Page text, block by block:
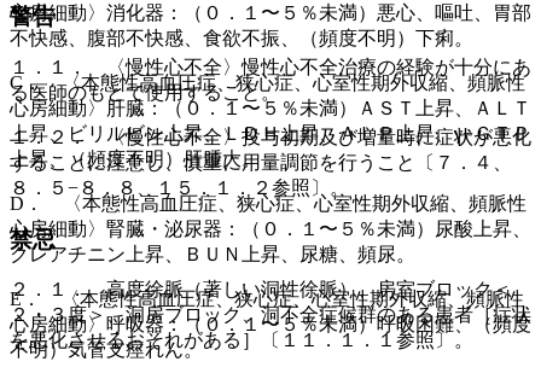
警告
１．１． 〈慢性心不全〉慢性心不全治療の経験が十分にあ
る医師のもとで使用すること。
１．２． 〈慢性心不全〉投与初期及び増量時に症状が悪化
することに注意し、慎重に用量調節を行うこと〔７．４、
８．５−８．８、１５．１．２参照〕。
禁忌
２．１． 高度徐脈（著しい洞性徐脈）、房室ブロック＜
２・３度＞、洞房ブロック、洞不全症候群のある患者［症状
を悪化させるおそれがある］〔１１．１．１参照〕。
心房細動〉消化器：（０．１〜５％未満）悪心、嘔吐、胃部
不快感、腹部不快感、食欲不振、（頻度不明）下痢。
C． 〈本態性高血圧症、狭心症、心室性期外収縮、頻脈性
心房細動〉肝臓：（０．１〜５％未満）ＡＳＴ上昇、ＡＬＴ
上昇、ビリルビン上昇、ＬＤＨ上昇、ＡＬＰ上昇、γ−ＧＴＰ
上昇、（頻度不明）肝腫大。
D． 〈本態性高血圧症、狭心症、心室性期外収縮、頻脈性
心房細動〉腎臓・泌尿器：（０．１〜５％未満）尿酸上昇、
クレアチニン上昇、ＢＵＮ上昇、尿糖、頻尿。
E． 〈本態性高血圧症、狭心症、心室性期外収縮、頻脈性
心房細動〉呼吸器：（０．１〜５％未満）呼吸困難、（頻度
不明）気管支痙れん。